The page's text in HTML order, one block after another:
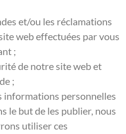
et/ou les réclamations
web effectuées par vous
;
de notre site web et
;
informations personnelles
le but de les publier, nous
utiliser ces